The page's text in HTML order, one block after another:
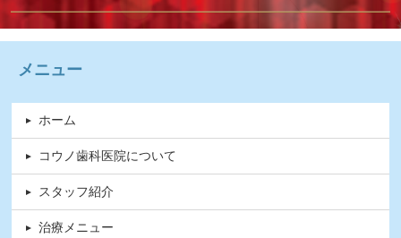
メニュー
ホーム
コウノ歯科医院について
スタッフ紹介
治療メニュー